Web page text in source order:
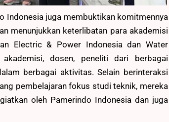
Indonesia juga membuktikan komitmennya
menunjukkan keterlibatan para akademisi
Electric & Power Indonesia dan Water
dosen, peneliti dari berbagai
berbagai aktivitas. Selain berinteraksi
pembelajaran fokus studi teknik, mereka
oleh Pamerindo Indonesia dan juga